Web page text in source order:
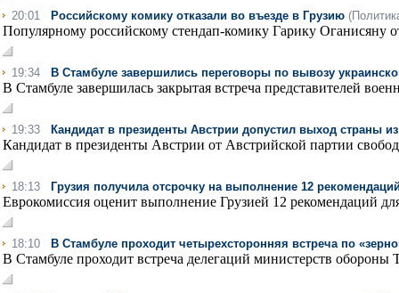
20:01 Российскому комику отказали во въезде в Грузию
Популярному российскому стендап-комику Гарику Оганисяну
19:34 В Стамбуле завершились переговоры по вывозу
В Стамбуле завершилась закрытая встреча представителей
19:33 Кандидат в президенты Австрии допустил выход страны
Кандидат в президенты Австрии от Австрийской партии
18:13 Грузия получила отсрочку на выполнение 12
Еврокомиссия оценит выполнение Грузией 12 рекомендаций
18:10 В Стамбуле проходит четырехсторонняя встреча по
В Стамбуле проходит встреча делегаций министерств